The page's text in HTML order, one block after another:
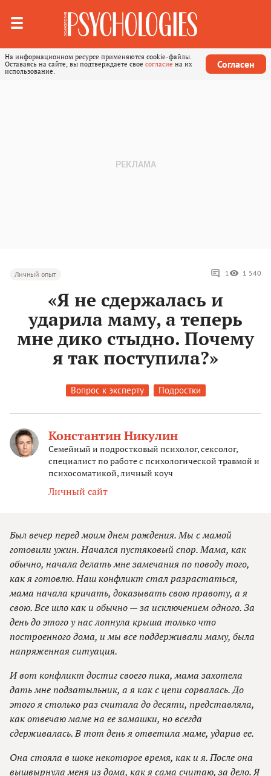
На информационном ресурсе применяются cookie-файлы.
Оставаясь на сайте, вы подтверждаете свое согласие на их
использование.
Согласен
Личный опыт 1 1 540
«Я не сдержалась и
ударила маму, а теперь
мне дико стыдно. Почему
я так поступила?»
Вопрос к эксперту Подростки
Константин Никулин
Семейный и подростковый психолог, сексолог,
специалист по работе ‌с психологической травмой и
психосоматикой, личный коуч
Личный сайт
Был вечер перед моим днем рождения. Мы с мамой
готовили ужин. Начался пустяковый спор. Мама, как
обычно, начала делать мне замечания по поводу того,
как я готовлю. Наш конфликт стал разрастаться,
мама начала кричать, доказывать свою правоту, а я
свою. Все шло как и обычно — за исключением одного. За
день до этого у нас лопнула крыша только что
построенного дома, и мы все поддерживали маму, была
напряженная ситуация.
И вот конфликт достиг своего пика, мама захотела
дать мне подзатыльник, а я как с цепи сорвалась. До
этого я столько раз считала до десяти, представляла,
как отвечаю маме на ее замашки, но всегда
сдерживалась. В тот день я ответила маме, ударив ее.
Она стояла в шоке некоторое время, как и я. После она
вышвырнула меня из дома, как я сама считаю, за дело. Я